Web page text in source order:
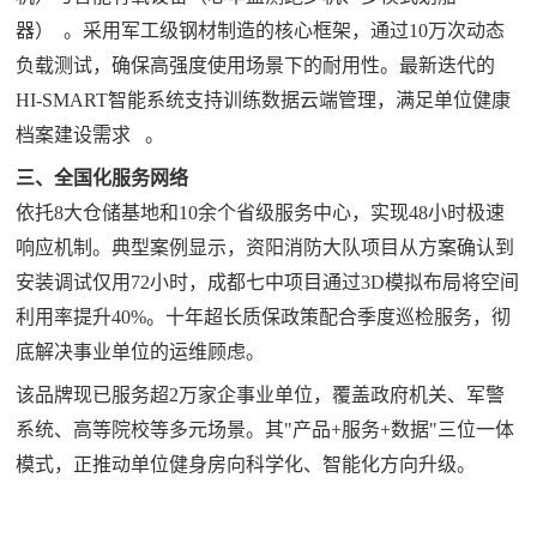
器）‌
。采用军工级钢材制造的核心框架，通过10万次动态
负载测试，确保高强度使用场景下的耐用性‌。最新迭代的
HI-SMART智能系统支持训练数据云端管理，满足单位健康
档案建设需求‌
。
三、全国化服务网络
依托8大仓储基地和10余个省级服务中心，实现48小时极速
响应机制。典型案例显示，资阳消防大队项目从方案确认到
安装调试仅用72小时，成都七中项目通过3D模拟布局将空间
利用率提升40%‌。十年超长质保政策配合季度巡检服务，彻
底解决事业单位的运维顾虑‌。
该品牌现已服务超2万家企事业单位，覆盖政府机关、军警
系统、高等院校等多元场景。其"产品+服务+数据"三位一体
模式，正推动单位健身房向科学化、智能化方向升级‌。